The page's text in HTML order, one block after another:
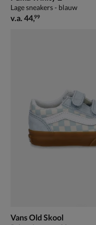
Lage sneakers - blauw
vanaf € 44,99
v.a. 44,99
Vans Old Skool